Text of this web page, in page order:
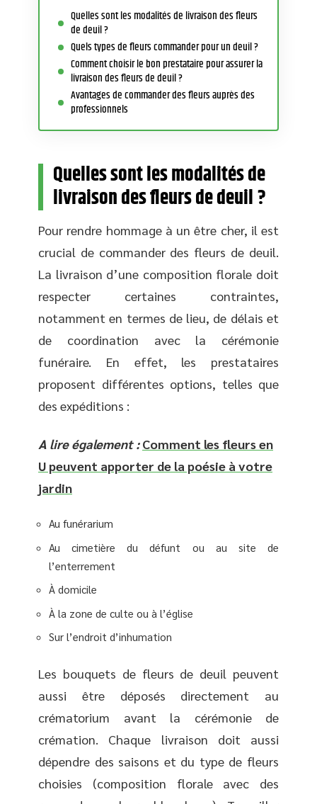
Quelles sont les modalités de livraison des fleurs
de deuil ?
Quels types de fleurs commander pour un deuil ?
Comment choisir le bon prestataire pour assurer la
livraison des fleurs de deuil ?
Avantages de commander des fleurs auprès des
professionnels
Quelles sont les modalités de
livraison des fleurs de deuil ?
Pour rendre hommage à un être cher, il est
crucial de commander des fleurs de deuil.
La livraison d’une composition florale doit
respecter certaines contraintes,
notamment en termes de lieu, de délais et
de coordination avec la cérémonie
funéraire. En effet, les prestataires
proposent différentes options, telles que
des expéditions :
A lire également : Comment les fleurs en
U peuvent apporter de la poésie à votre
jardin
Au funérarium
Au cimetière du défunt ou au site de
l’enterrement
À domicile
À la zone de culte ou à l’église
Sur l’endroit d’inhumation
Les bouquets de fleurs de deuil peuvent
aussi être déposés directement au
crématorium avant la cérémonie de
crémation. Chaque livraison doit aussi
dépendre des saisons et du type de fleurs
choisies (composition florale avec des